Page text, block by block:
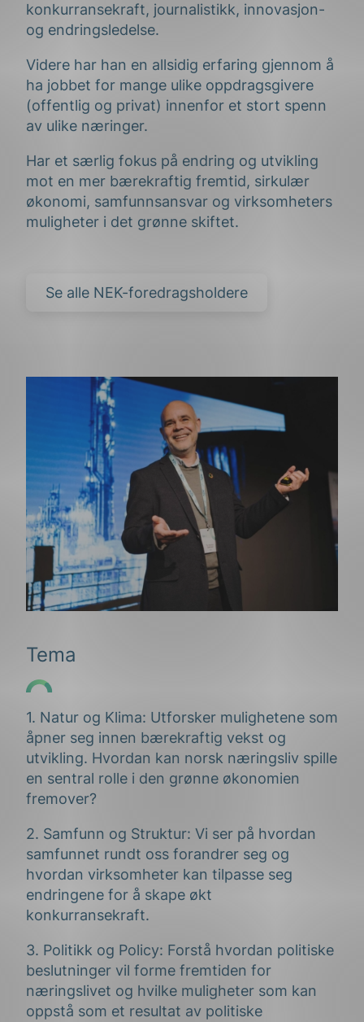
konkurransekraft, journalistikk, innovasjon-
og endringsledelse.
Videre har han en allsidig erfaring gjennom å
ha jobbet for mange ulike oppdragsgivere
(offentlig og privat) innenfor et stort spenn
av ulike næringer.
Har et særlig fokus på endring og utvikling
mot en mer bærekraftig fremtid, sirkulær
økonomi, samfunnsansvar og virksomheters
muligheter i det grønne skiftet.
Se alle NEK-foredragsholdere
Tema
1. Natur og Klima: Utforsker mulighetene som
åpner seg innen bærekraftig vekst og
utvikling. Hvordan kan norsk næringsliv spille
en sentral rolle i den grønne økonomien
fremover?
2. Samfunn og Struktur: Vi ser på hvordan
samfunnet rundt oss forandrer seg og
hvordan virksomheter kan tilpasse seg
endringene for å skape økt
konkurransekraft.
3. Politikk og Policy: Forstå hvordan politiske
beslutninger vil forme fremtiden for
næringslivet og hvilke muligheter som kan
oppstå som et resultat av politiske